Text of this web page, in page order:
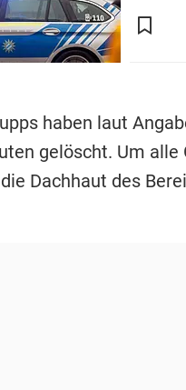
haben laut
gelöscht. Um
Dachhaut des